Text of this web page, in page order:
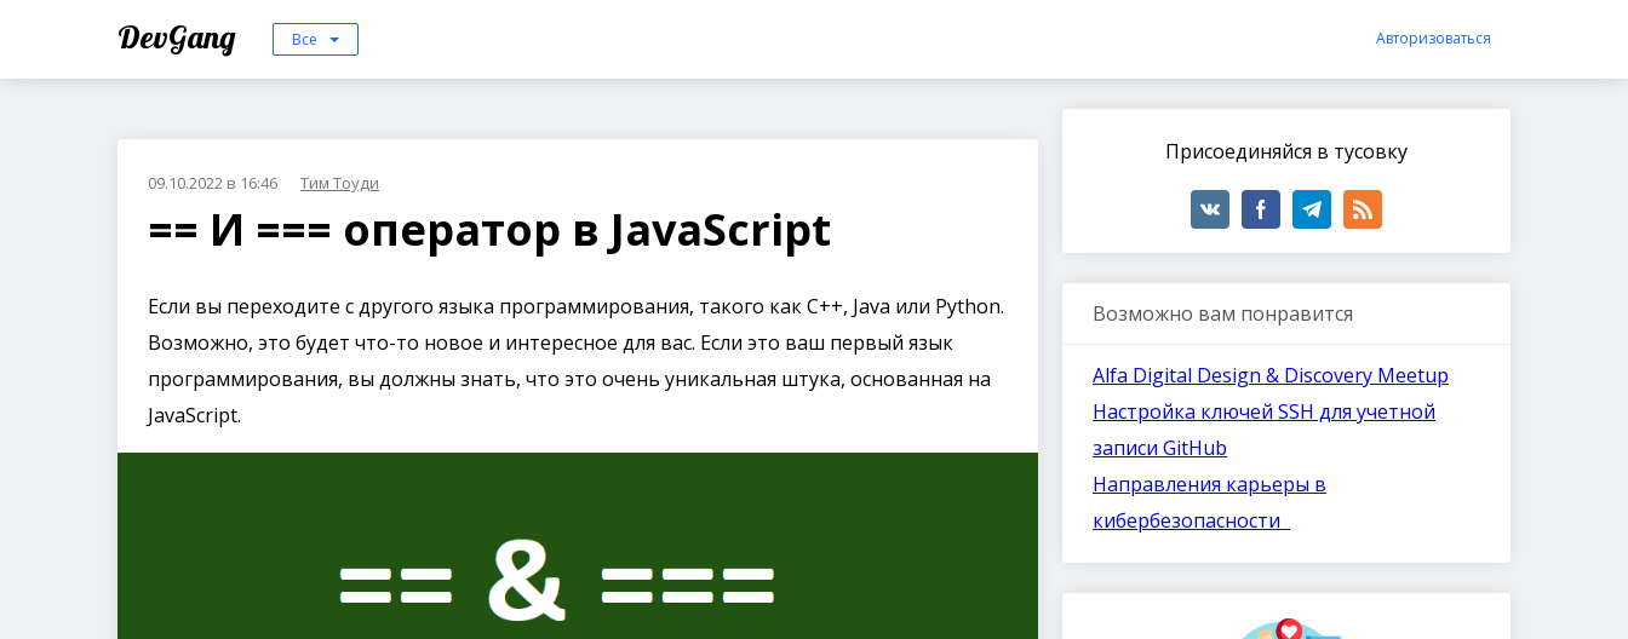
DevGang Все Авторизоваться
09.10.2022 в 16:46 Тим Тоуди
== И === оператор в JavaScript
Если вы переходите с другого языка программирования, такого как C++, Java или Python.
Возможно, это будет что-то новое и интересное для вас. Если это ваш первый язык
программирования, вы должны знать, что это очень уникальная штука, основанная на
JavaScript.
Присоединяйся в тусовку
Возможно вам понравится
Alfa Digital Design & Discovery Meetup
Настройка ключей SSH для учетной
записи GitHub
Направления карьеры в
кибербезопасности